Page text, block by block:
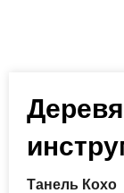
Танель Кохо